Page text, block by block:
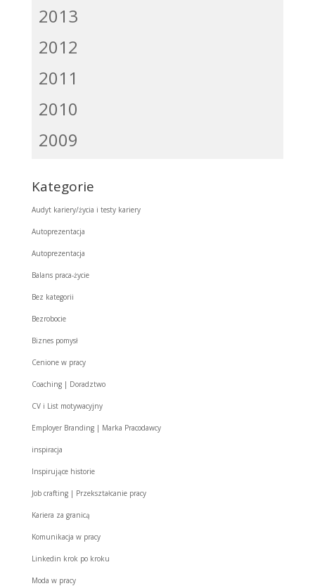
2013
2012
2011
2010
2009
Kategorie
Audyt kariery/życia i testy kariery
Autoprezentacja
Autoprezentacja
Balans praca-życie
Bez kategorii
Bezrobocie
Biznes pomysł
Cenione w pracy
Coaching | Doradztwo
CV i List motywacyjny
Employer Branding | Marka Pracodawcy
inspiracja
Inspirujące historie
Job crafting | Przekształcanie pracy
Kariera za granicą
Komunikacja w pracy
Linkedin krok po kroku
Moda w pracy